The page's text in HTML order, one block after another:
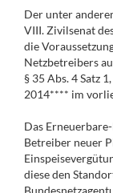
Der unter
VIII. Zivilsenat
die
Netzbetreibers
§ 35 Abs. 4 Satz
2014**** im
Das
Betreiber neuer
diese den